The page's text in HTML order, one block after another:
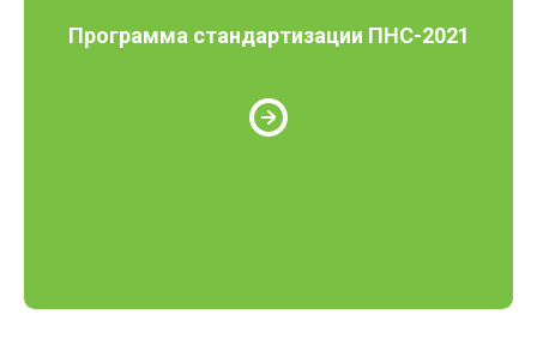
Программа стандартизации ПНС-2021